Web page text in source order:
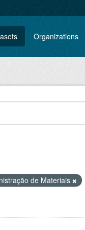
Organizations
de Materiais